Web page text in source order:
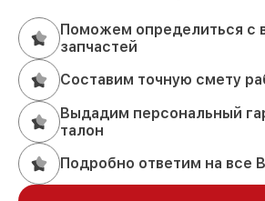
Поможем определиться с
запчастей
Составим точную смету
Выдадим персональный
талон
Подробно ответим на все